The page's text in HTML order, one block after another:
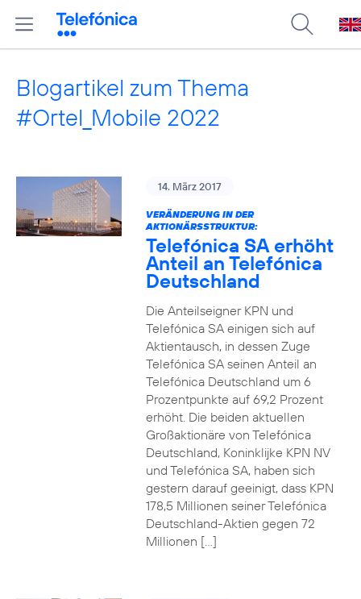
Blogartikel zum Thema
#Ortel_Mobile 2022
14. März 2017
VERÄNDERUNG IN DER
AKTIONÄRSSTRUKTUR:
Telefónica SA erhöht
Anteil an Telefónica
Deutschland
Die Anteilseigner KPN und
Telefónica SA einigen sich auf
Aktientausch, in dessen Zuge
Telefónica SA seinen Anteil an
Telefónica Deutschland um 6
Prozentpunkte auf 69,2 Prozent
erhöht. Die beiden aktuellen
Großaktionäre von Telefónica
Deutschland, Koninklijke KPN NV
und Telefónica SA, haben sich
gestern darauf geeinigt, dass KPN
178,5 Millionen seiner Telefónica
Deutschland-Aktien gegen 72
Millionen […]